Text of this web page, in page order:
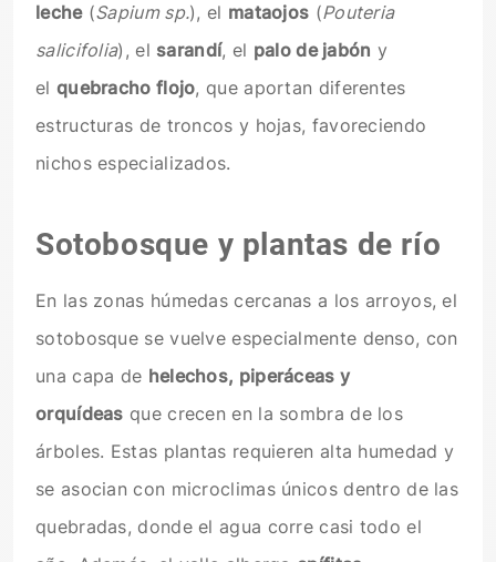
leche(Sapium sp.), el mataojos (Pouteria
salicifolia), el sarandí, el palo de jabón y
el quebracho flojo, que aportan diferentes
estructuras de troncos y hojas, favoreciendo
nichos especializados.
Sotobosque y plantas de río
En las zonas húmedas cercanas a los arroyos, el
sotobosque se vuelve especialmente denso, con
una capa de helechos, piperáceas y
orquídeas que crecen en la sombra de los
árboles. Estas plantas requieren alta humedad y
se asocian con microclimas únicos dentro de las
quebradas, donde el agua corre casi todo el